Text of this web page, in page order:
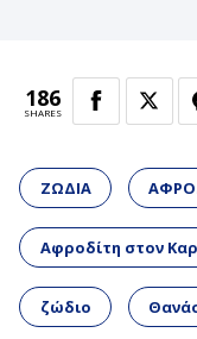
186
SHARES
ΖΩΔΙΑ
Αφροδίτη στον
ζώδιο